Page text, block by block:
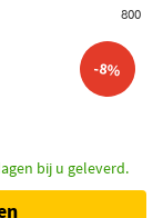
800
-8%
bij u geleverd.